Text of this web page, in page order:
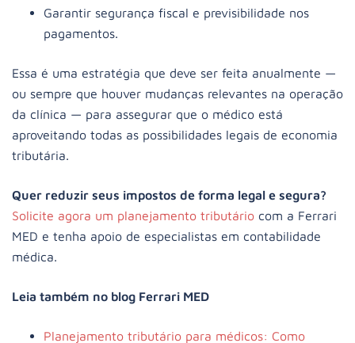
Garantir segurança fiscal e previsibilidade nos
pagamentos.
Essa é uma estratégia que deve ser feita anualmente —
ou sempre que houver mudanças relevantes na operação
da clínica — para assegurar que o médico está
aproveitando todas as possibilidades legais de economia
tributária.
Quer reduzir seus impostos de forma legal e segura?
Solicite agora um planejamento tributário com a Ferrari
MED e tenha apoio de especialistas em contabilidade
médica.
Leia também no blog Ferrari MED
Planejamento tributário para médicos: Como